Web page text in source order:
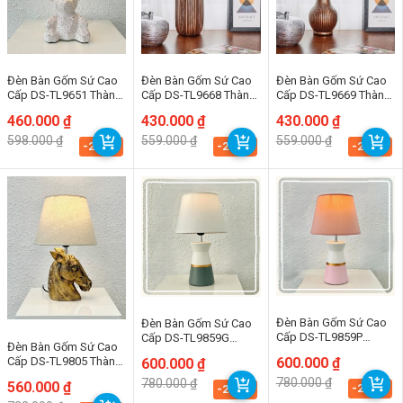
Đèn Bàn Gốm Sứ Cao
Cấp DS-TL9651 Thành
598.000₫
Giá
gốc
là:
460.000 ₫
Giá
hiện
tại
460.000 ₫.
-23.1%
Đèn Bàn Gốm Sứ Cao
Cấp DS-TL9668 Thành
559.000₫
Giá
gốc
là:
430.000₫
Giá
hiện
tại
430.000 ₫.
-23.1%
Đèn Bàn Gốm Sứ Cao
Cấp DS-TL9669 Thành
559.000₫
Giá
gốc
là:
430.000 ₫
Giá
hiện
tại
430.000 ₫.
-23.1%
Đèn Bàn Gốm Sứ Cao
Cấp DS-TL9805 Thành
Giá
gốc
560.000 ₫
Giá
hiện
Đèn Bàn Gốm Sứ Cao
Cấp DS-TL9859G
780.000₫
Giá
gốc
là:
600.000₫
Giá
hiện
tại
-23.1%
Đèn Bàn Gốm Sứ Cao
Cấp DS-TL9859P
780.000₫
Giá
gốc
là:
600.000 ₫
Giá
hiện
tại
-23.1%